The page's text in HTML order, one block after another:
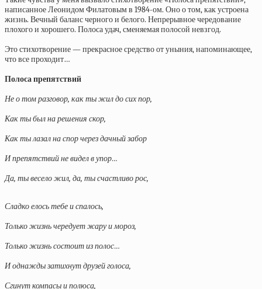
написанное Леонидом Филатовым в 1984-ом. Оно о том, как устроена
жизнь. Вечный баланс черного и белого. Непрерывное чередование
плохого и хорошего. Полоса удач, сменяемая полосой невзгод.
Это стихотворение — прекрасное средство от уныния, напоминающее,
что все проходит…
Полоса препятствий
Не о том разговор, как ты жил до сих пор,
Как ты был на решения скор,
Как ты лазал на спор через дачный забор
И препятствий не видел в упор…
Да, ты весело жил, да, ты счастливо рос,
Сладко елось тебе и спалось,
Только жизнь чередует жару и мороз,
Только жизнь состоит из полос…
И однажды затихнут друзей голоса,
Сгинут компасы и полюса,